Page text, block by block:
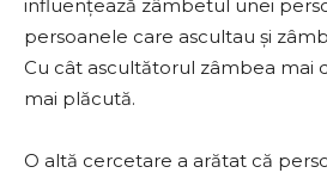
influențează zâmbetul unei
persoanele care ascultau și
Cu cât ascultătorul zâmbea mai
mai plăcută.
O altă cercetare a arătat că